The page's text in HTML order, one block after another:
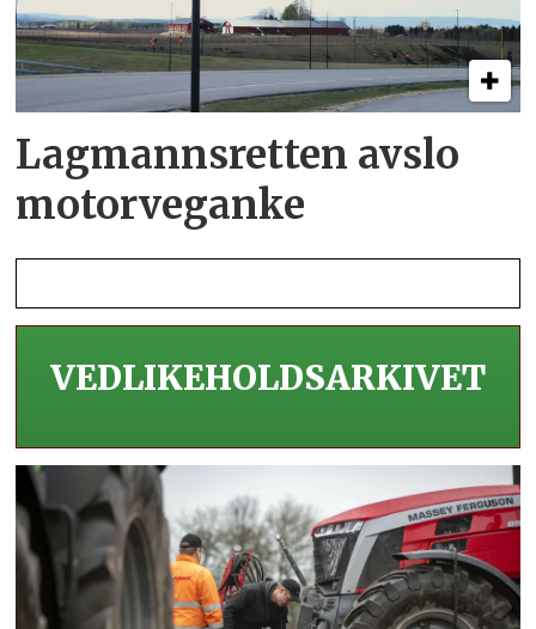
Lagmannsretten avslo
motorveganke
VEDLIKEHOLDS­ARKIVET